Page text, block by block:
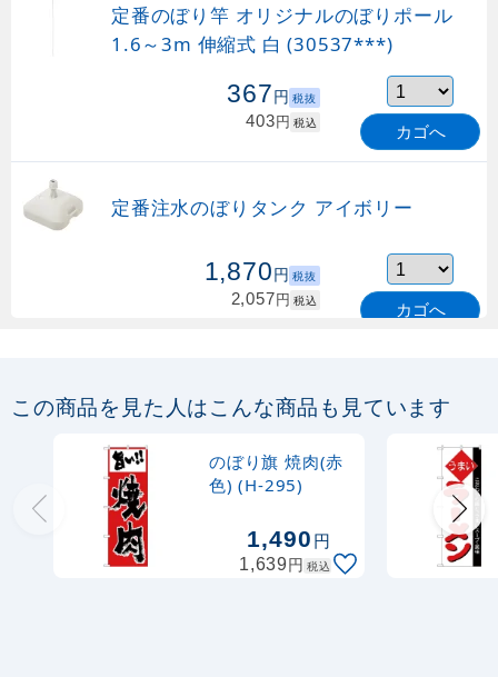
定番のぼり竿 オリジナルのぼりポール
1.6～3m 伸縮式 白 (30537***)
367円 税抜
403円 税込 カゴへ
定番注水のぼりタンク アイボリー
1,870円 税抜
2,057円 税込 カゴへ
1.6～3m 伸縮式 緑 (30537GRN)
売り切れ中
定番のぼり竿 オリジナルのぼりポール
1.6～3m 伸縮式 水色 (30537SBL)
この商品を見た人はこんな商品も見ています
のぼり旗 焼肉(赤
色) (H-295)
1,490円
1,639円 税込